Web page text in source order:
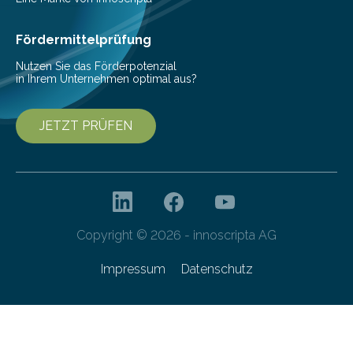
Fördermittelprüfung
Nutzen Sie das Förderpotenzial
in Ihrem Unternehmen optimal aus?
JETZT PRÜFEN
Copyright © 2026 - innoscripta AG
Impressum Datenschutz